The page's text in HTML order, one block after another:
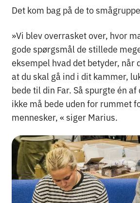
Det kom bag på de to
»Vi blev overrasket over, hvor
gode spørgsmål de stillede
eksempel hvad det betyder, når
at du skal gå ind i dit kammer,
bede til din Far. Så spurgte én
ikke må bede uden for rummet
mennesker, « siger Marius.